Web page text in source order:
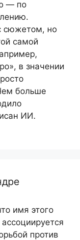
— по
сюжетом, но
самой
в значении
больше
ИИ.
имя этого
против